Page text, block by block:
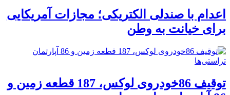
اعدام با صندلی الکتریکی؛ مجازات آمریکایی
برای خیانت به وطن
توقیف 86خودروی لوکس، 187 قطعه زمین و